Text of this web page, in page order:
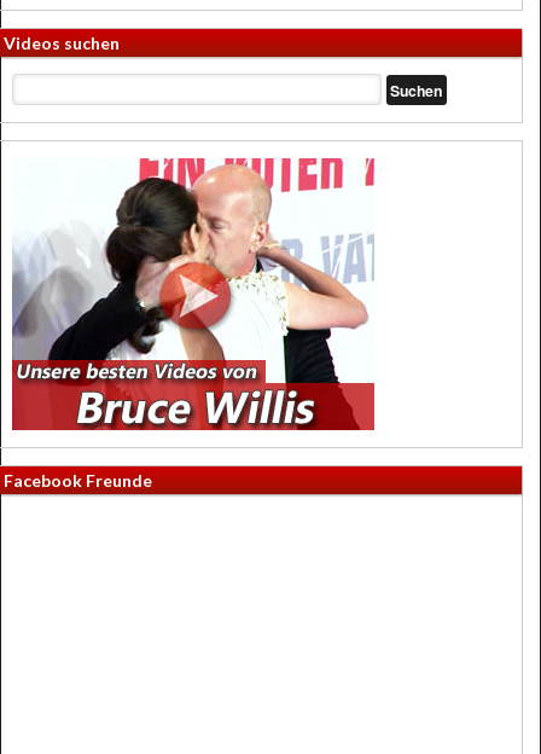
Videos suchen
Facebook Freunde